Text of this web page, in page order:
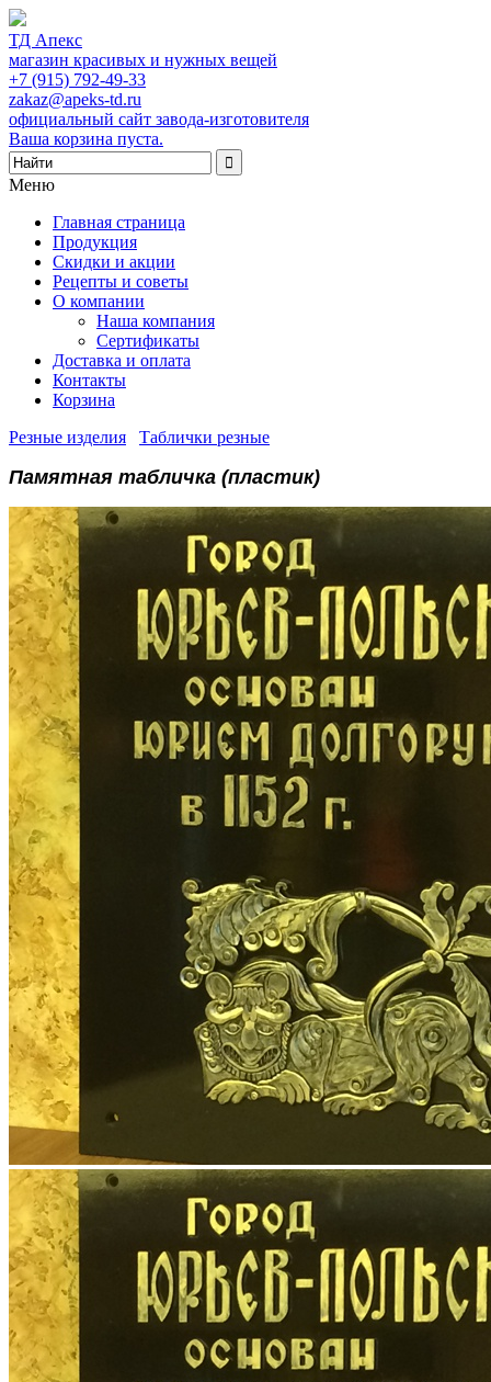
ТД Апекс
магазин красивых и нужных вещей
+7 (915) 792-49-33
zakaz@apeks-td.ru
официальный сайт завода-изготовителя
Ваша корзина пуста.
Меню
Главная страница
Продукция
Скидки и акции
Рецепты и советы
О компании
Наша компания
Сертификаты
Доставка и оплата
Контакты
Корзина
Резные изделия
Таблички резные
Памятная табличка (пластик)